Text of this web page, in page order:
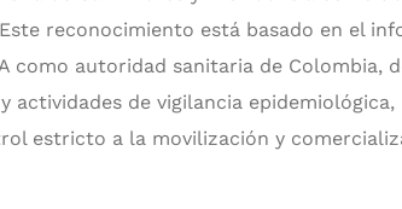
reconocimiento está basado en el
como autoridad sanitaria de Colombia,
actividades de vigilancia epidemiológica,
estricto a la movilización y